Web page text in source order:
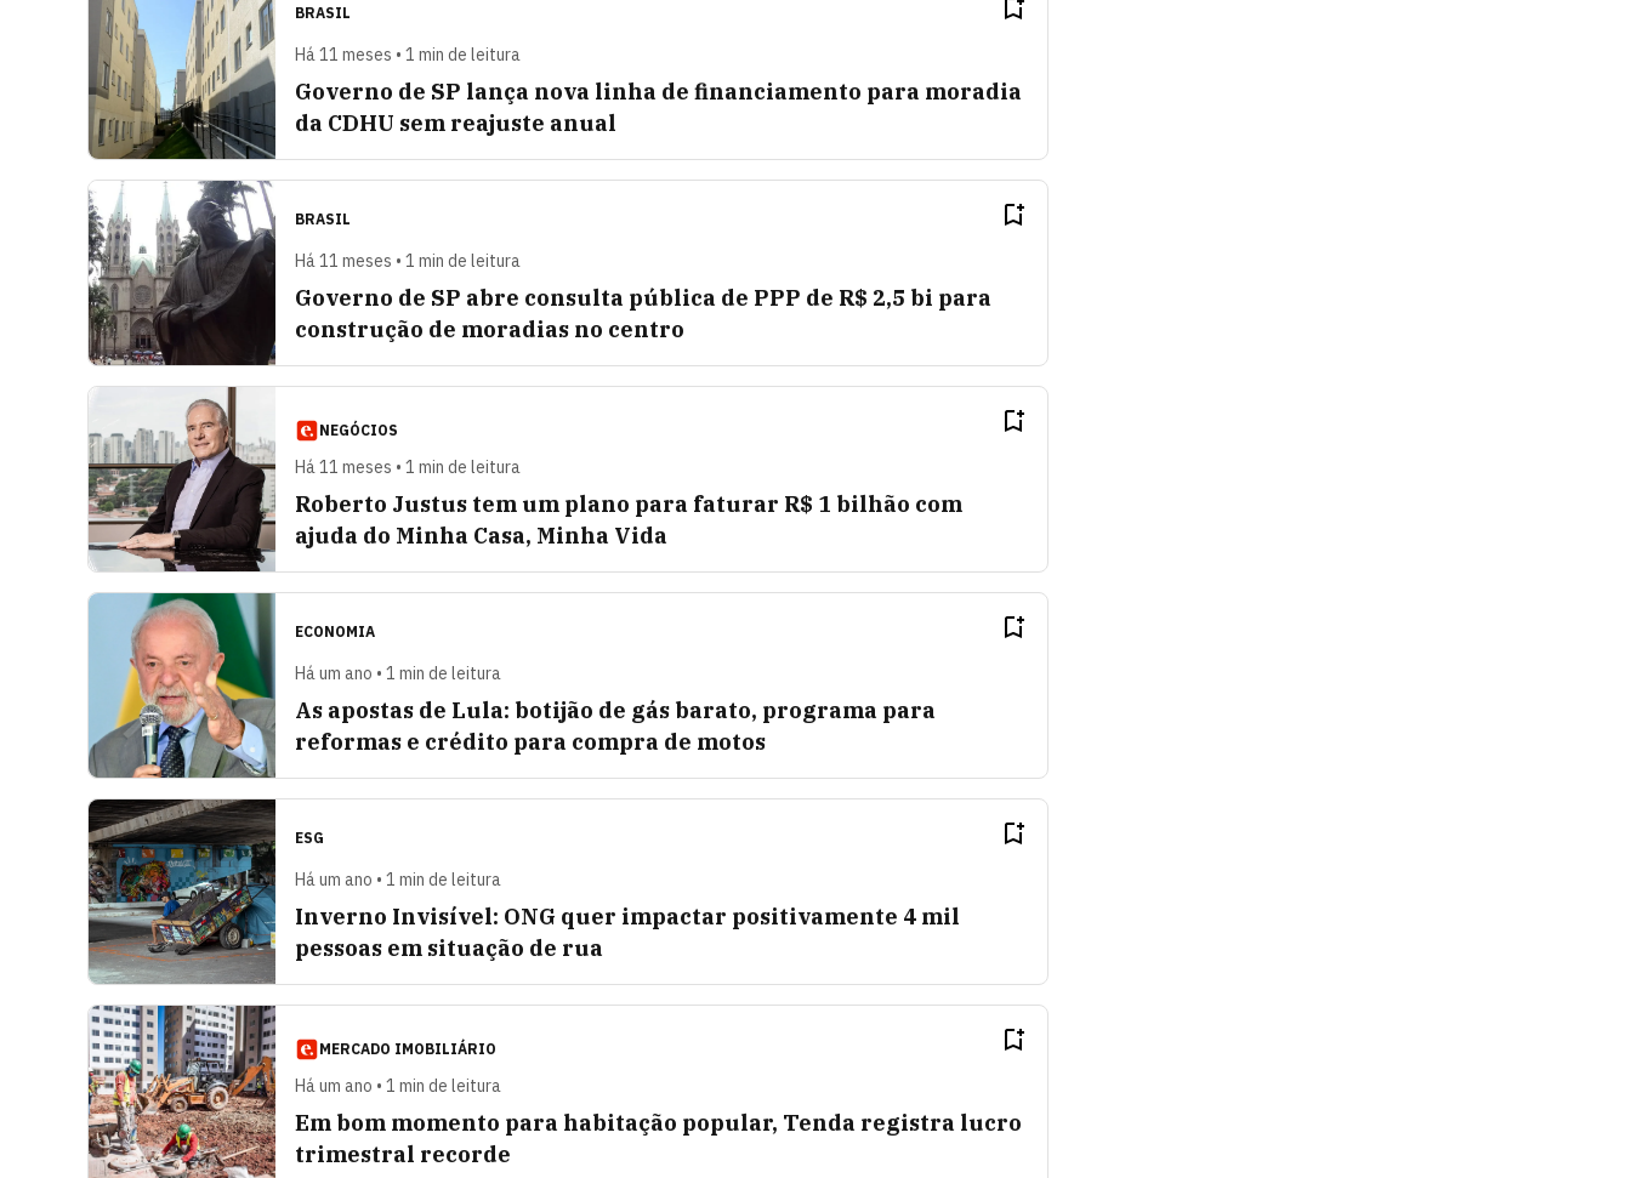
BRASIL
Há 11 meses • 1 min de leitura
Governo de SP lança nova linha de financiamento para moradia
da CDHU sem reajuste anual
BRASIL
Há 11 meses • 1 min de leitura
Governo de SP abre consulta pública de PPP de R$ 2,5 bi para
construção de moradias no centro
NEGÓCIOS
Há 11 meses • 1 min de leitura
Roberto Justus tem um plano para faturar R$ 1 bilhão com
ajuda do Minha Casa, Minha Vida
ECONOMIA
Há um ano • 1 min de leitura
As apostas de Lula: botijão de gás barato, programa para
reformas e crédito para compra de motos
ESG
Há um ano • 1 min de leitura
Inverno Invisível: ONG quer impactar positivamente 4 mil
pessoas em situação de rua
MERCADO IMOBILIÁRIO
Há um ano • 1 min de leitura
Em bom momento para habitação popular, Tenda registra lucro
trimestral recorde